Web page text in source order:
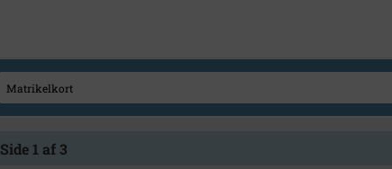
Side 1 af 3